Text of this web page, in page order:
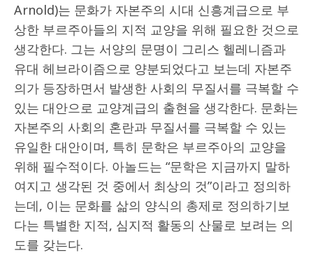
Arnold)는 문화가 자본주의 시대 신흥계급으로 부
상한 부르주아들의 지적 교양을 위해 필요한 것으로
생각한다. 그는 서양의 문명이 그리스 헬레니즘과
유대 헤브라이즘으로 양분되었다고 보는데 자본주
의가 등장하면서 발생한 사회의 무질서를 극복할 수
있는 대안으로 교양계급의 출현을 생각한다. 문화는
자본주의 사회의 혼란과 무질서를 극복할 수 있는
유일한 대안이며, 특히 문학은 부르주아의 교양을
위해 필수적이다. 아놀드는 “문학은 지금까지 말하
여지고 생각된 것 중에서 최상의 것”이라고 정의하
는데, 이는 문화를 삶의 양식의 총제로 정의하기보
다는 특별한 지적, 심지적 활동의 산물로 보려는 의
도를 갖는다.